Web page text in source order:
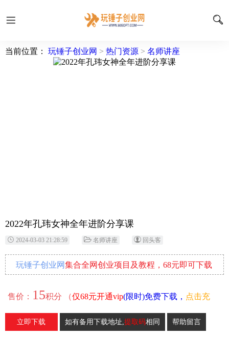
当前位置： 玩锤子创业网 > 热门资源 > 名师讲座
2022年孔玮女神全年进阶分享课
2024-03-03 21:28:59 名师讲座 回头客
玩锤子创业网集合全网创业项目及教程，68元即可下载
售价： 15积分 （仅68元开通vip(限时)免费下载， 点击充
）
立即下载 如有备用下载地址,提取码相同 帮助留言